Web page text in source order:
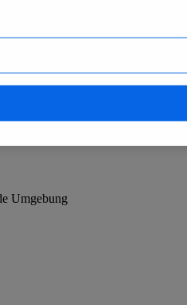
-prognosen
Umgebung